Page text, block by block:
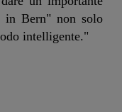
in Bern" non solo
intelligente."